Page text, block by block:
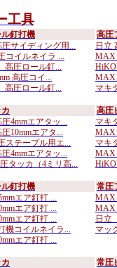
工具
釘打機
圧サイディング用...
コイルネイラ ...
圧ロール釘...
高圧コイ...
圧ロール釘...
高圧
日立
MAX
MAX
マキ
4mmエアタッ...
10mmエアタ...
ステープル用エ...
4mmエアタッ...
タッカ（4ミリ高...
高圧
マキ
MAX
マキ
MAX
釘打機
エア釘打 ...
エア釘打 ...
エア釘打 ...
機コイルネイラ...
エア釘打 ...
常圧
MAX
MAX
日立
マッ
常圧